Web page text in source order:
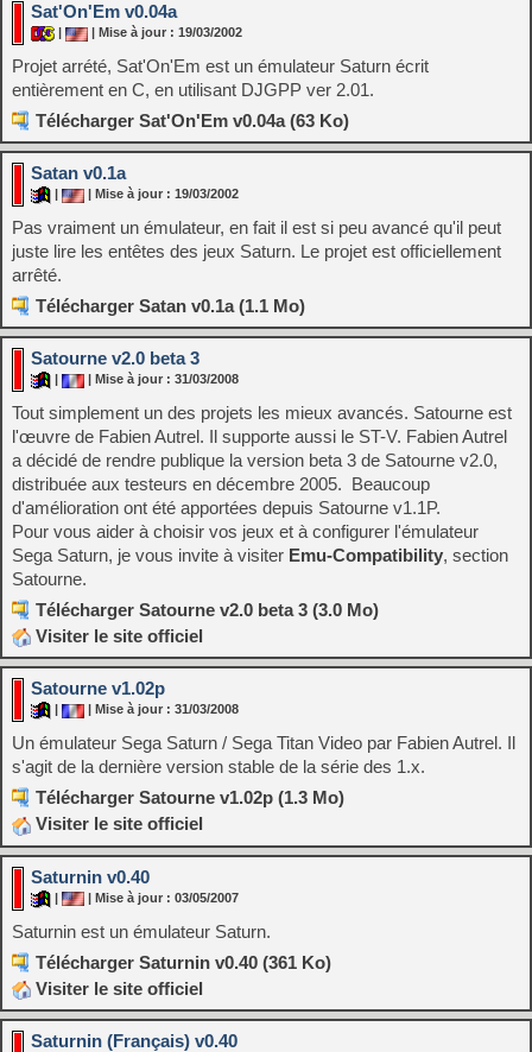
Sat'On'Em v0.04a
| Mise à jour : 19/03/2002
Projet arrété, Sat'On'Em est un émulateur Saturn écrit
entièrement en C, en utilisant DJGPP ver 2.01.
Télécharger Sat'On'Em v0.04a (63 Ko)
Satan v0.1a
| Mise à jour : 19/03/2002
Pas vraiment un émulateur, en fait il est si peu avancé qu'il peut
juste lire les entêtes des jeux Saturn. Le projet est officiellement
arrêté.
Télécharger Satan v0.1a (1.1 Mo)
Satourne v2.0 beta 3
| Mise à jour : 31/03/2008
Tout simplement un des projets les mieux avancés. Satourne est
l'œuvre de Fabien Autrel. Il supporte aussi le ST-V. Fabien Autrel
a décidé de rendre publique la version beta 3 de Satourne v2.0,
distribuée aux testeurs en décembre 2005. Beaucoup
d'amélioration ont été apportées depuis Satourne v1.1P.
Pour vous aider à choisir vos jeux et à configurer l'émulateur
Sega Saturn, je vous invite à visiter Emu-Compatibility, section
Satourne.
Télécharger Satourne v2.0 beta 3 (3.0 Mo)
Visiter le site officiel
Satourne v1.02p
| Mise à jour : 31/03/2008
Un émulateur Sega Saturn / Sega Titan Video par Fabien Autrel. Il
s'agit de la dernière version stable de la série des 1.x.
Télécharger Satourne v1.02p (1.3 Mo)
Visiter le site officiel
Saturnin v0.40
| | Mise à jour : 03/05/2007
Saturnin est un émulateur Saturn.
Télécharger Saturnin v0.40 (361 Ko)
Visiter le site officiel
Saturnin (Français) v0.40